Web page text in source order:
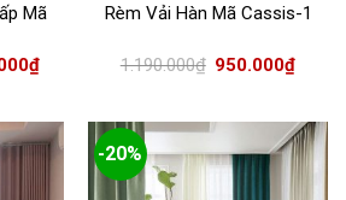
với môi trường, an toàn cho sức
liệu vải Hàn Quốc vô cùng suôn, đều
Mã
₫
Rèm Vải Hàn Mã Cassis-1
1.190.000₫ 950.000₫
-20%